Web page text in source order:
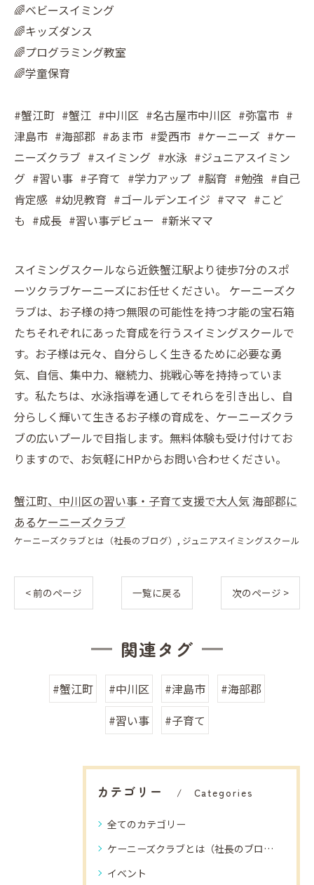
🌈ベビースイミング
🌈キッズダンス
🌈プログラミング教室
🌈学童保育
#蟹江町 #蟹江 #中川区 #名古屋市中川区 #弥富市 #
津島市 #海部郡 #あま市 #愛西市 #ケーニーズ #ケー
ニーズクラブ #スイミング #水泳 #ジュニアスイミン
グ #習い事 #子育て #学力アップ #脳育 #勉強 #自己
肯定感 #幼児教育 #ゴールデンエイジ #ママ #こど
も #成長 #習い事デビュー #新米ママ
スイミングスクールなら近鉄蟹江駅より徒歩7分のスポ
ーツクラブケーニーズにお任せください。 ケーニーズク
ラブは、お子様の持つ無限の可能性を持つ才能の宝石箱
たちそれぞれにあった育成を行うスイミングスクールで
す。お子様は元々、自分らしく生きるために必要な勇
気、自信、集中力、継続力、挑戦心等を持持っていま
す。私たちは、水泳指導を通してそれらを引き出し、自
分らしく輝いて生きるお子様の育成を、ケーニーズクラ
ブの広いプールで目指します。無料体験も受け付けてお
りますので、お気軽にHPからお問い合わせください。
蟹江町、中川区の習い事・子育て支援で大人気海部郡に
あるケーニーズクラブ
ケーニーズクラブとは（社長のブログ） ジュニアスイミングスクール
< 前のページ 一覧に戻る 次のページ >
関連タグ
#蟹江町 #中川区 #津島市
#海部郡
#習い事
#子育て
カテゴリー Categories
全てのカテゴリー
ケーニーズクラブとは（社長のブログ）
イベント